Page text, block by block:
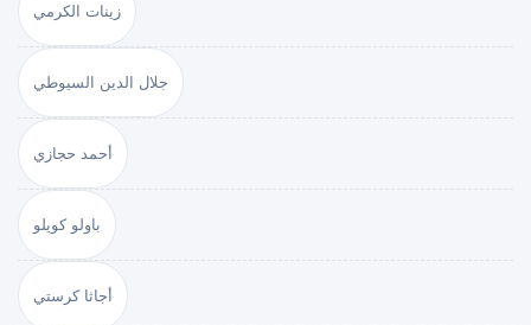
زينات الكرمي
جلال الدين السيوطي
أحمد حجازي
باولو كويلو
أجاثا كرستي